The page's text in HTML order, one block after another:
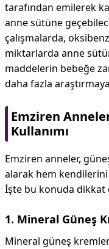
tarafından emilerek
anne sütüne
çalışmalarda,
miktarlarda anne
maddelerin bebeğe
daha fazla
Emziren
Kullanımı
Emziren anneler,
alarak hem
İşte bu konuda dikkat
1. Mineral Güneş
Mineral güneş